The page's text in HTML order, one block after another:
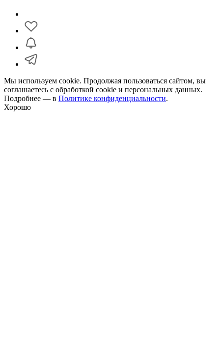
Мы используем cookie. Продолжая пользоваться сайтом, вы
соглашаетесь с обработкой cookie и персональных данных.
Подробнее — в Политике конфиденциальности.
Хорошо